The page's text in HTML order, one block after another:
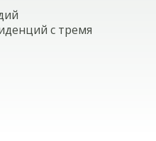
с тремя